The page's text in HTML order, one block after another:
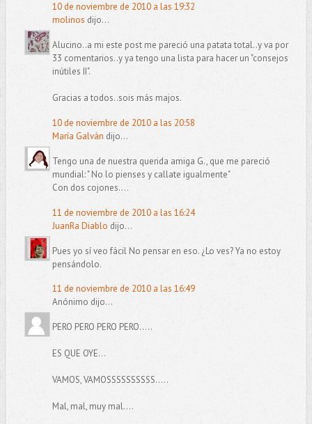
10 de noviembre de 2010 a las 19:32
molinos dijo...
Alucino..a mi este post me pareció una patata total..y va por
33 comentarios..y ya tengo una lista para hacer un "consejos
inútiles II".
Gracias a todos..sois más majos.
10 de noviembre de 2010 a las 20:58
María Galván dijo...
Tengo una de nuestra querida amiga G., que me pareció
mundial: " No lo pienses y callate igualmente"
Con dos cojones....
11 de noviembre de 2010 a las 16:24
JuanRa Diablo dijo...
Pues yo sí veo fácil No pensar en eso. ¿Lo ves? Ya no estoy
pensándolo.
11 de noviembre de 2010 a las 16:49
Anónimo dijo...
PERO PERO PERO PERO.....
ES QUE OYE...
VAMOS, VAMOSSSSSSSSSS.....
Mal, mal, muy mal....